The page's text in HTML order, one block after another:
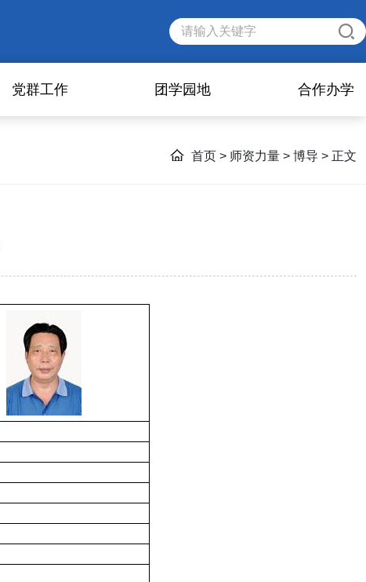
党群工作 团学园地 合作办学
首页 > 师资力量 > 博导 > 正文